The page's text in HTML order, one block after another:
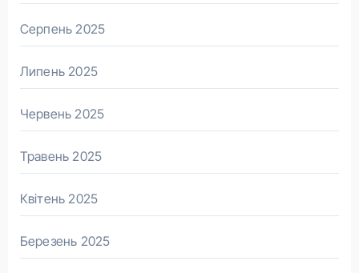
Серпень 2025
Липень 2025
Червень 2025
Травень 2025
Квітень 2025
Березень 2025